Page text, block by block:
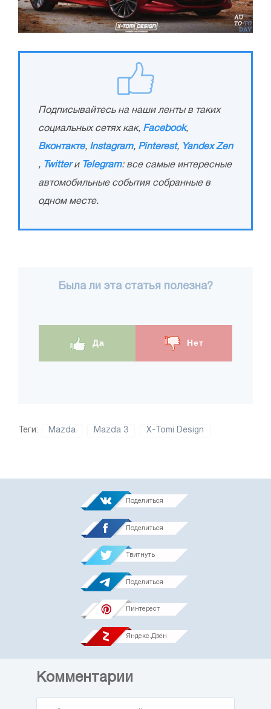
Подписывайтесь на наши ленты в таких
социальных сетях как, Facebook,
Вконтакте, Instagram, Pinterest, Yandex Zen
, Twitterи Telegram: все самые интересные
автомобильные события собранные в
одном месте.
Была ли эта статья полезна?
Да Нет
Теги: Mazda Mazda 3 X-Tomi Design
Поделиться
Поделиться
Твитнуть
Поделиться
Пинтерест
Яндекс.Дзен
Комментарии